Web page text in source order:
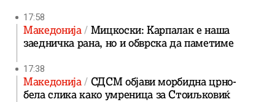
17:58
Македонија Мицкоски: Карпалак е наша
заедничка рана, но и обврска да паметиме
17:38
Македонија СДСМ објави морбидна црно-
бела слика како умреница за Стоиљковиќ